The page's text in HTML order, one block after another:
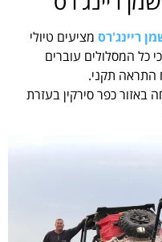
ריינג'רס מציעים טיולי
כל המסלולים עוברים
התראה תקני.
באזור כפר סירקין בעזרת